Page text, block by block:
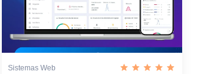
Sistemas Web